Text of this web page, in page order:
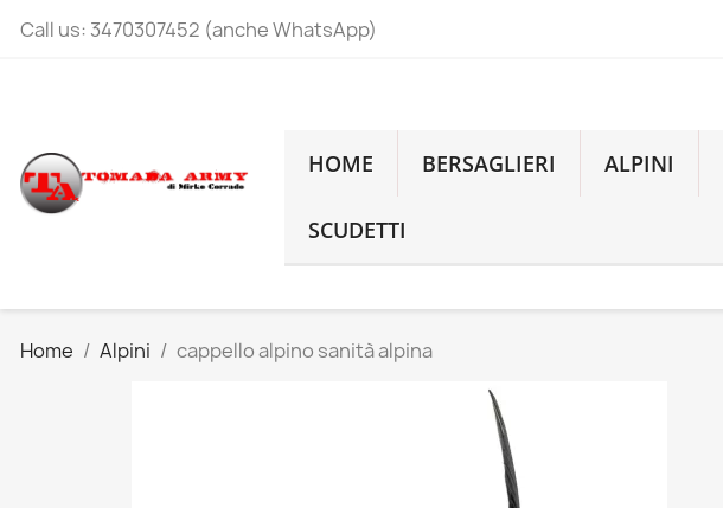
Call us: 3470307452 (anche WhatsApp)
HOME
BERSAGLIERI ALPINI
SCUDETTI
Home Alpini cappello alpino sanità alpina